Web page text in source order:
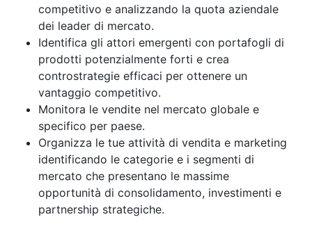
competitivo e analizzando la quota aziendale
dei leader di mercato.
Identifica gli attori emergenti con portafogli di
prodotti potenzialmente forti e crea
controstrategie efficaci per ottenere un
vantaggio competitivo.
Monitora le vendite nel mercato globale e
specifico per paese.
Organizza le tue attività di vendita e marketing
identificando le categorie e i segmenti di
mercato che presentano le massime
opportunità di consolidamento, investimenti e
partnership strategiche.